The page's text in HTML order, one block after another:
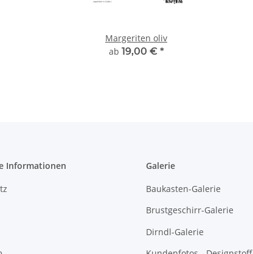
Margeriten oliv
ab 19,00 € *
Informationen Galerie
Baukasten-Galerie
Brustgeschirr-Galerie
Dirndl-Galerie